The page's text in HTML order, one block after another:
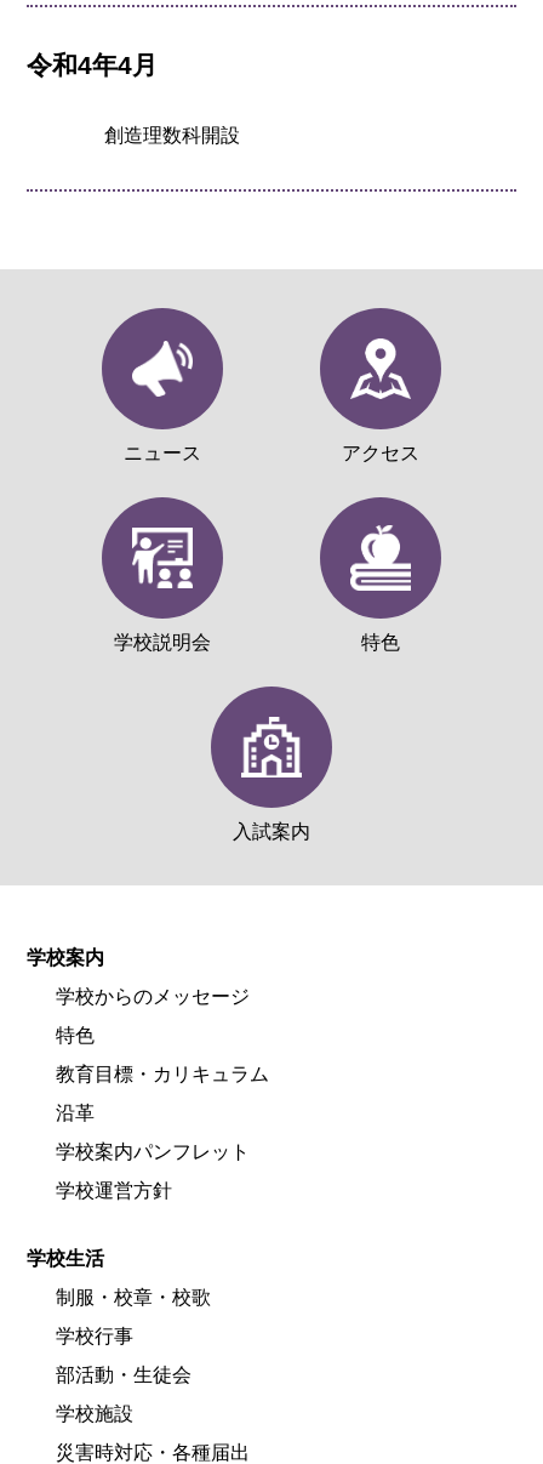
令和4年4月
創造理数科開設
ニュース アクセス
学校説明会 特色
入試案内
学校案内
学校からのメッセージ
特色
教育目標・カリキュラム
沿革
学校案内パンフレット
学校運営方針
学校生活
制服・校章・校歌
学校行事
部活動・生徒会
学校施設
災害時対応・各種届出